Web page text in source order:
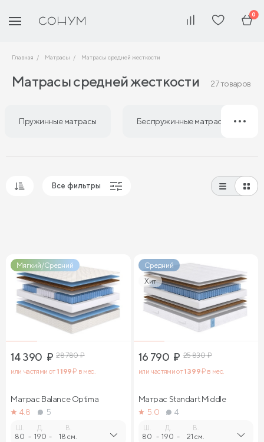
0
Главная Матрасы Матрасы средней жесткости
Матрасы средней жесткости 27 товаров
Пружинные матрасы Беспружинные матрасы
Все фильтры
Мягкий/Средний
14 390 ₽ 28 780₽
или частями от1 199₽ в мес.
Матрас Balance Optima
4.8
5
Ш.
80 -
Д.
190 -
В.
18 см.
Средний
Хит
16 790 ₽ 25 830₽
или частями от1 399₽ в мес.
Матрас Standart Middle
5.0
4
Ш.
80 -
Д.
190 -
В.
21 см.